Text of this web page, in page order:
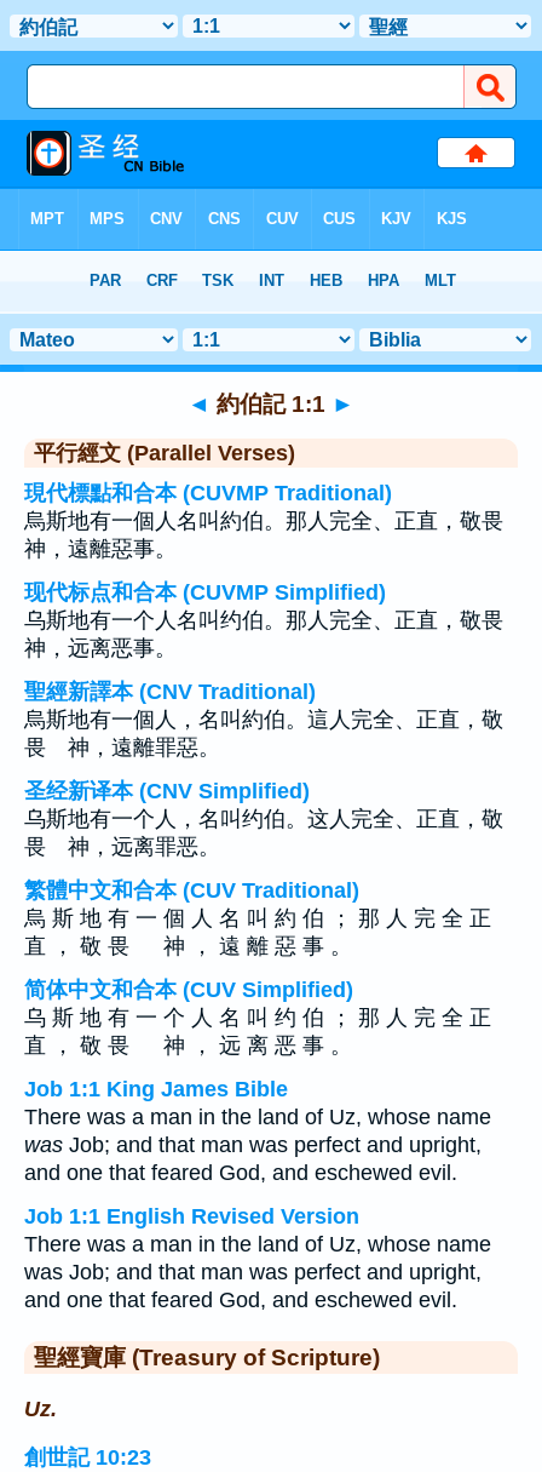
> 聖經金句 1
◄ 約伯記 1:1 ►
平行經文 (Parallel Verses)
現代標點和合本 (CUVMP Traditional)
烏斯地有一個人名叫約伯。那人完全、正直，敬畏
神，遠離惡事。
现代标点和合本 (CUVMP Simplified)
乌斯地有一个人名叫约伯。那人完全、正直，敬畏
神，远离恶事。
聖經新譯本 (CNV Traditional)
烏斯地有一個人，名叫約伯。這人完全、正直，敬
畏 神，遠離罪惡。
圣经新译本 (CNV Simplified)
乌斯地有一个人，名叫约伯。这人完全、正直，敬
畏 神，远离罪恶。
繁體中文和合本 (CUV Traditional)
烏 斯 地 有 一 個 人 名 叫 約 伯 ； 那 人 完 全 正
直 ， 敬 畏 神 ， 遠 離 惡 事 。
简体中文和合本 (CUV Simplified)
乌 斯 地 有 一 个 人 名 叫 约 伯 ； 那 人 完 全 正
直 ， 敬 畏 神 ， 远 离 恶 事 。
Job 1:1 King James Bible
There was a man in the land of Uz, whose name
was Job; and that man was perfect and upright,
and one that feared God, and eschewed evil.
Job 1:1 English Revised Version
There was a man in the land of Uz, whose name
was Job; and that man was perfect and upright,
and one that feared God, and eschewed evil.
聖經寶庫 (Treasury of Scripture)
Uz.
創世記 10:23